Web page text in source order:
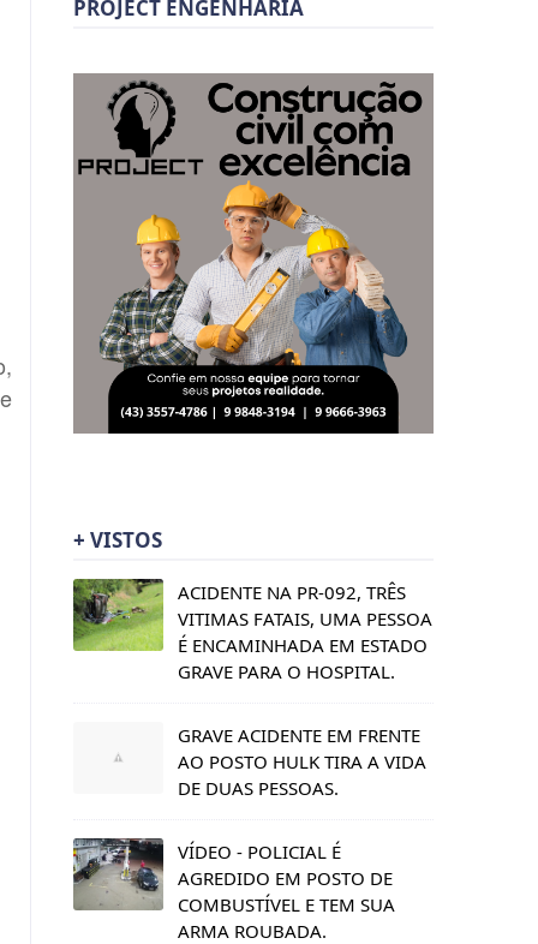
PROJECT ENGENHARIA
+ VISTOS
ACIDENTE NA PR-092, TRÊS
VITIMAS FATAIS, UMA PESSOA
É ENCAMINHADA EM ESTADO
GRAVE PARA O HOSPITAL.
GRAVE ACIDENTE EM FRENTE
AO POSTO HULK TIRA A VIDA
DE DUAS PESSOAS.
VÍDEO - POLICIAL É
AGREDIDO EM POSTO DE
COMBUSTÍVEL E TEM SUA
ARMA ROUBADA.